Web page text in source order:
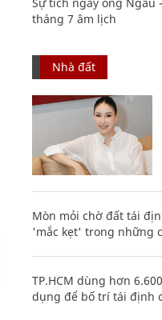
tháng 7 âm lịch
Nhà đất
Mòn mỏi chờ đất tái
'mắc kẹt' trong những
TP.HCM dùng hơn
dụng để bố trí tái định